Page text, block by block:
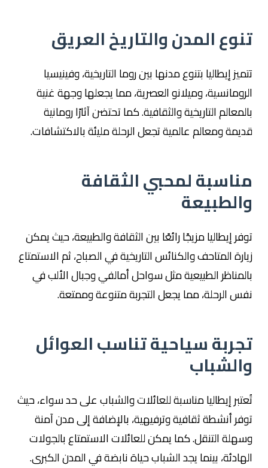
تنوع المدن والتاريخ العريق
تتميز إيطاليا بتنوع مدنها بين روما التاريخية، وفينيسيا
الرومانسية، وميلانو العصرية، مما يجعلها وجهة غنية
بالمعالم التاريخية والثقافية. كما تحتضن آثارًا رومانية
قديمة ومعالم عالمية تجعل الرحلة مليئة بالاكتشافات.
مناسبة لمحبي الثقافة
والطبيعة
توفر إيطاليا مزيجًا رائعًا بين الثقافة والطبيعة، حيث يمكن
زيارة المتاحف والكنائس التاريخية في الصباح، ثم الاستمتاع
بالمناظر الطبيعية مثل سواحل أمالفي وجبال الألب في
نفس الرحلة، مما يجعل التجربة متنوعة وممتعة.
تجربة سياحية تناسب العوائل
والشباب
تُعتبر إيطاليا مناسبة للعائلات والشباب على حد سواء، حيث
توفر أنشطة ثقافية وترفيهية، بالإضافة إلى مدن آمنة
وسهلة التنقل. كما يمكن للعائلات الاستمتاع بالجولات
الهادئة، بينما يجد الشباب حياة نابضة في المدن الكبرى.